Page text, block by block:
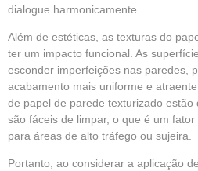
dialogue harmonicamente.
Além de estéticas, as texturas do
ter um impacto funcional. As
esconder imperfeições nas paredes,
acabamento mais uniforme e
de papel de parede texturizado
são fáceis de limpar, o que é um
para áreas de alto tráfego ou sujeira.
Portanto, ao considerar a aplicação